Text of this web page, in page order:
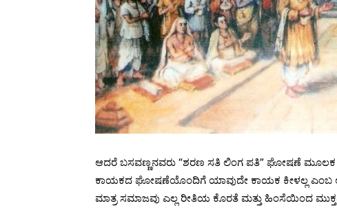
ಆದರೆ ಬಸವಣ್ಣನವರು “ಶರಣ ಸತಿ ಲಿಂಗ ಪತಿ” ಘೋಷಣೆ ಮೂಲಕ
ಕಾಯಕದ ಘೋಷಣೆಯೊಂದಿಗೆ ಯಾವುದೇ ಕಾಯಕ ಕೀಳಲ್ಲ ಎಂಬ
ಮಾತ್ರ ಸಮಾಜವು ಎಲ್ಲ ರೀತಿಯ ಕೊರತೆ ಮತ್ತು ಹಿಂಸೆಯಿಂದ